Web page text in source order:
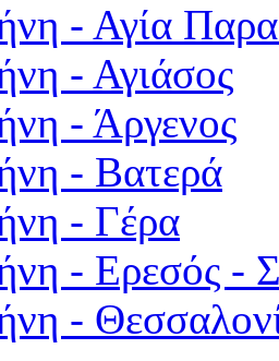
- Αγία
- Αγιάσος
- Άργενος
- Βατερά
- Γέρα
- Ερεσός -
-